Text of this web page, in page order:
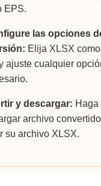
EPS.
las opciones
Elija XLSX
ajuste cualquier
y descargar: Haga
archivo
su archivo XLSX.